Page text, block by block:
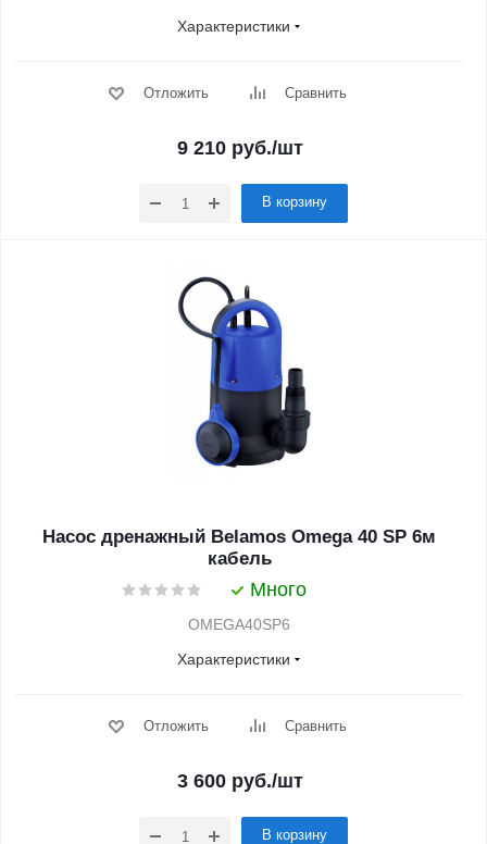
Характеристики
Отложить Сравнить
9 210руб./шт
В корзину
Насос дренажный Belamos Omega 40 SP 6м
кабель
Много
OMEGA40SP6
Характеристики
Отложить Сравнить
3 600руб./шт
В корзину